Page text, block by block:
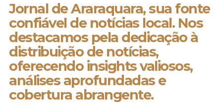
Jornal de Araraquara, sua fonte
confiável de notícias local. Nos
destacamos pela dedicação à
distribuição de notícias,
oferecendo insights valiosos,
análises aprofundadas e
cobertura abrangente.